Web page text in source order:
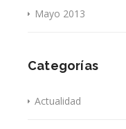
Mayo 2013
Categorías
Actualidad